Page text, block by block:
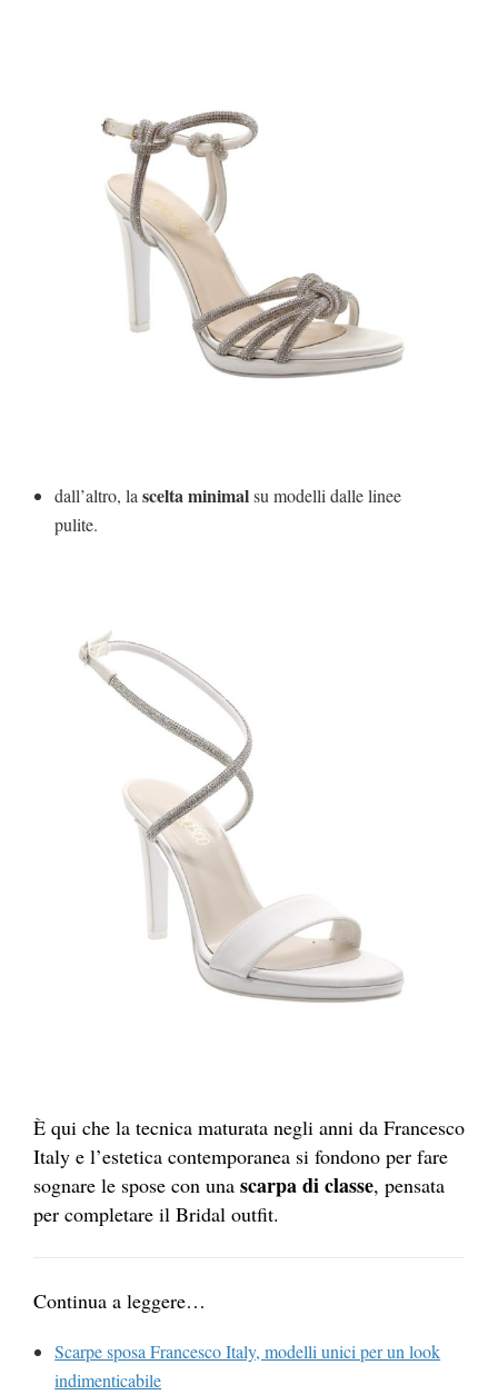
dall’altro, lascelta minimalsu modelli dalle linee
pulite.
È qui che la tecnica maturata negli anni da Francesco
Italy e l’estetica contemporanea si fondono per fare
sognare le spose con una scarpa di classe, pensata
per completare il Bridal outfit.
Continua a leggere…
Scarpe sposa Francesco Italy, modelli unici per un look
indimenticabile